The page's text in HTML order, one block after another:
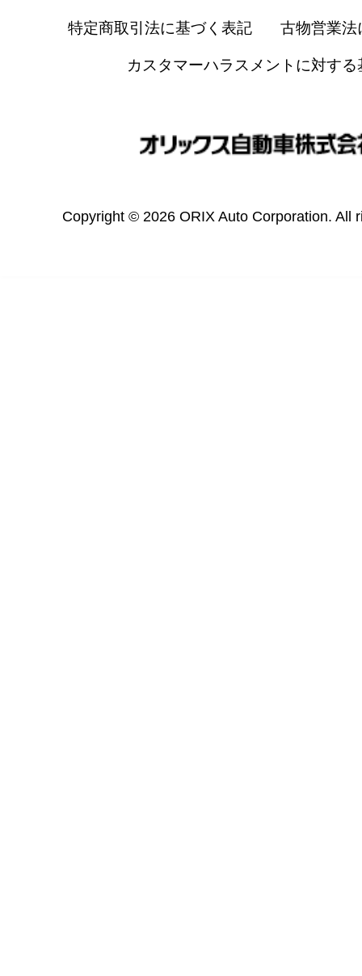
特定商取引法に基づく表記 古物営業法
カスタマーハラスメントに対する
Copyright © 2026 ORIX Auto Corporation. All